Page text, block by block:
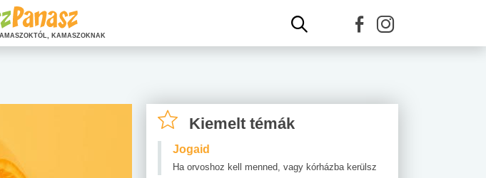
Kiemelt témák
Jogaid
Ha orvoshoz kell menned, vagy kórházba kerülsz
KAMASZOKNAK